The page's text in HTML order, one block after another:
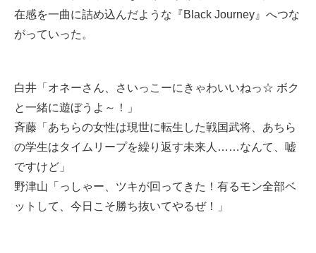
在感を一曲に詰め込んだような『Black Journey』へつな
がっていった。
白井「オネーさん、さいっこーにきゃわいいねっ☆ ボク
と一緒に遊ぼうよ～！」
斉藤「あちらの女性は現世に転生した戦国武将、あちら
の学生はタイムリープを繰り返す未来人……なんて、嘘
ですけど」
野津山「っしゃー、ツキが回ってきた！有るモン全部ベ
ットして、今日こそ勝ち抜いてやるぜ！」